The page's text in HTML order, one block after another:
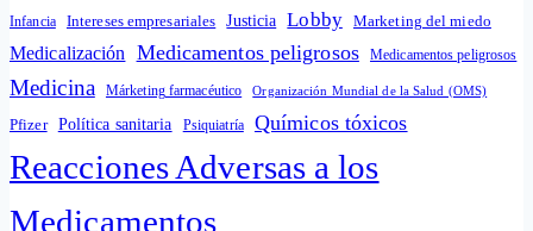
Infancia Intereses empresariales Justicia Lobby Marketing del miedo
Medicalización Medicamentos peligrosos Medicamentos peligrosos
Medicina Márketing farmacéutico Organización Mundial de la Salud (OMS)
Pfizer Política sanitaria Psiquiatría Químicos tóxicos
Reacciones Adversas a los
Medicamentos